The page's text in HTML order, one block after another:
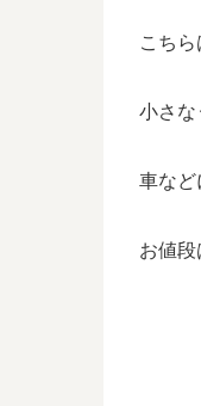
こちら
小さな
車など
お値段